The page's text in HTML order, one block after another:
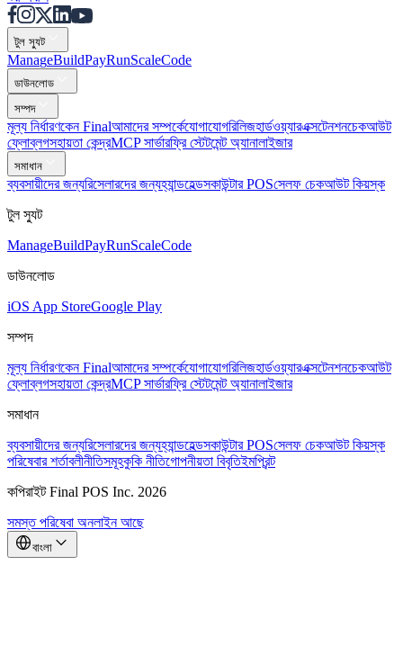
টুল স্যুট
ManageBuildPayRunScaleCode
ডাউনলোড
সম্পদ
মূল্য নির্ধারণকেন Finalআমাদের সম্পর্কেযোগাযোগরিলিজহার্ডওয়্যারএক্সটেনশনচেকআউট
ফ্লোব্লগসহায়তা কেন্দ্রMCP সার্ভারফ্রি স্টেটমেন্ট অ্যানালাইজার
সমাধান
ব্যবসায়ীদের জন্যরিসেলারদের জন্যহ্যান্ডহেল্ডসকাউন্টার POSসেলফ চেকআউট কিয়স্ক
টুল স্যুট
ManageBuildPayRunScaleCode
ডাউনলোড
iOS App StoreGoogle Play
সম্পদ
মূল্য নির্ধারণকেন Finalআমাদের সম্পর্কেযোগাযোগরিলিজহার্ডওয়্যারএক্সটেনশনচেকআউট
ফ্লোব্লগসহায়তা কেন্দ্রMCP সার্ভারফ্রি স্টেটমেন্ট অ্যানালাইজার
সমাধান
ব্যবসায়ীদের জন্যরিসেলারদের জন্যহ্যান্ডহেল্ডসকাউন্টার POSসেলফ চেকআউট কিয়স্ক
পরিষেবার শর্তাবলীনীতিসমূহকুকি নীতিগোপনীয়তা বিবৃতিইমপ্রিন্ট
কপিরাইট Final POS Inc. 2026
সমস্ত পরিষেবা অনলাইন আছে
বাংলা